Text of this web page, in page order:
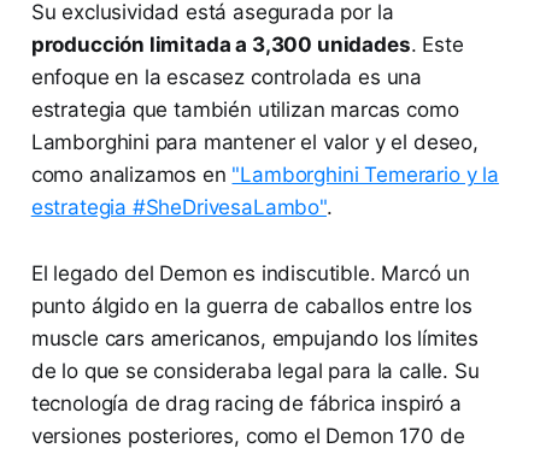
Su exclusividad está asegurada por la
producción limitada a 3,300 unidades. Este
enfoque en la escasez controlada es una
estrategia que también utilizan marcas como
Lamborghini para mantener el valor y el deseo,
como analizamos en "Lamborghini Temerario y la
estrategia #SheDrivesaLambo".
El legado del Demon es indiscutible. Marcó un
punto álgido en la guerra de caballos entre los
muscle cars americanos, empujando los límites
de lo que se consideraba legal para la calle. Su
tecnología de drag racing de fábrica inspiró a
versiones posteriores, como el Demon 170 de